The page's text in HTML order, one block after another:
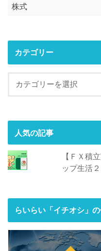
株式
カテゴリー
人気の記事
【ＦＸ積
ップ生活
らいらい「イチオシ」